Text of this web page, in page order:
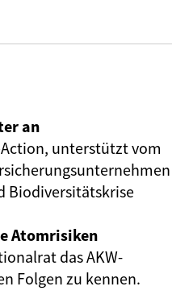
an
unterstützt vom
Biodiversitätskrise
Atomrisiken
das AKW-
Folgen zu kennen.